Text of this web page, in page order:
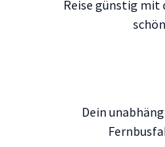
Reise günstig mit
Dein